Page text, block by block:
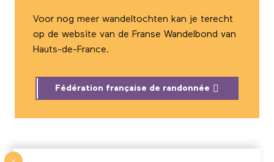
Voor nog meer wandeltochten kan je terecht
op de website van de Franse Wandelbond van
Hauts-de-France.
Fédération française de randonnée